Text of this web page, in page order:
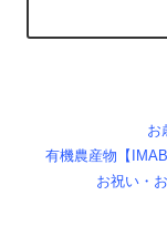
お
有機農産物【
お祝い・